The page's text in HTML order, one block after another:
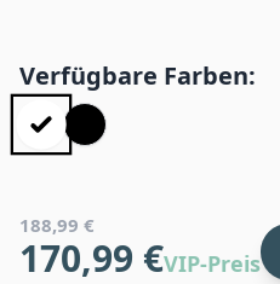
Verfügbare Farben:
188,99 €
170,99 €VIP-Preis